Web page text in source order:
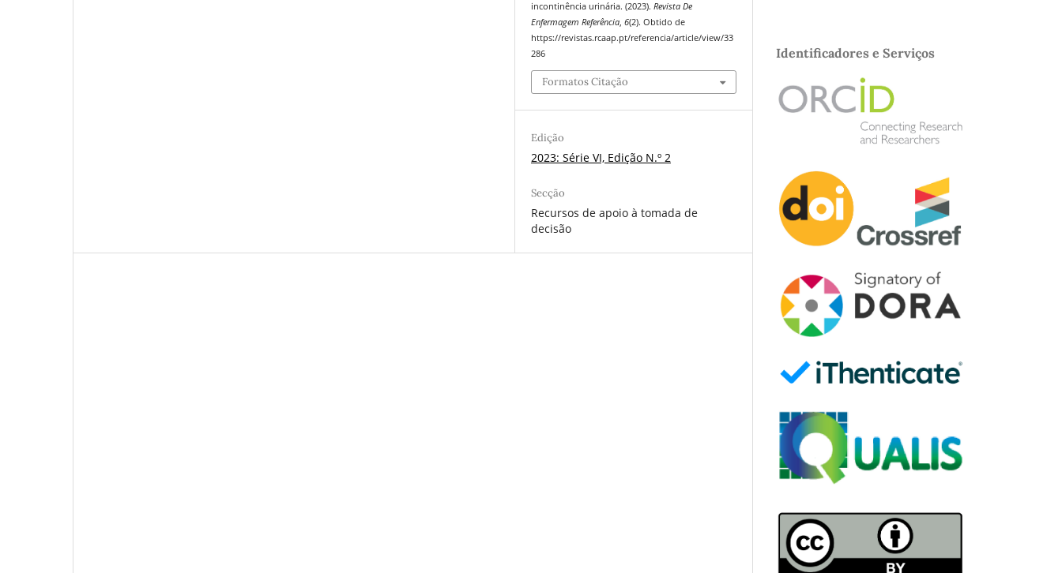
incontinência urinária. (2023).Revista De
Enfermagem Referência,6(2). Obtido de
https://revistas.rcaap.pt/referencia/article/view/33
286
Formatos Citação
Edição
2023: Série VI, Edição N.º 2
Secção
Recursos de apoio à tomada de
decisão
Identificadores e Serviços